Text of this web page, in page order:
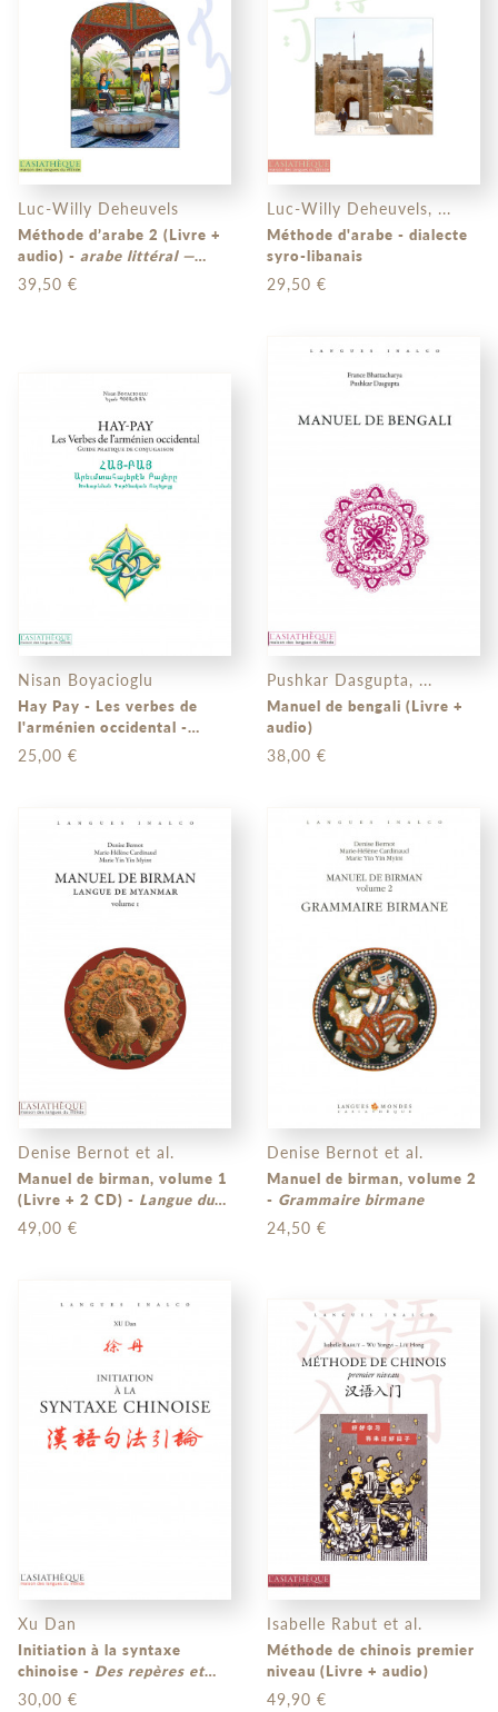
Luc-Willy Deheuvels
Méthode d’arabe 2 (Livre +
audio) - arabe littéral —
volume 2
39,50 €
Luc-Willy Deheuvels, ...
Méthode d'arabe - dialecte
syro-libanais
29,50 €
Nisan Boyacioglu
Hay Pay - Les verbes de
l'arménien occidental -
Guide pratique de
conjugaison
25,00 €
Pushkar Dasgupta, ...
Manuel de bengali (Livre +
audio)
38,00 €
Denise Bernot et al.
Manuel de birman, volume 1
(Livre + 2 CD) - Langue du
Myanmar
49,00 €
Denise Bernot et al.
Manuel de birman, volume 2
- Grammaire birmane
24,50 €
Xu Dan
Initiation à la syntaxe
chinoise - Des repères et
des analyses pour écrire et
30,00 €
Isabelle Rabut et al.
Méthode de chinois premier
niveau (Livre + audio)
49,90 €